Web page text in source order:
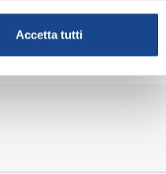
Accetta tutti